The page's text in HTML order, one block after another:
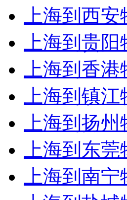
上海到西
上海到贵
上海到香
上海到镇
上海到扬
上海到东
上海到南